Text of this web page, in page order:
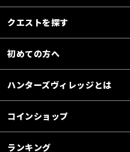
クエストを探す
初めての方へ
ハンターズヴィレッジとは
コインショップ
ランキング